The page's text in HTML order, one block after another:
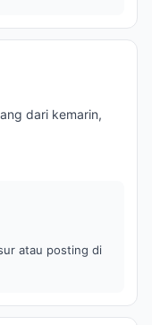
dari kemarin,
atau posting di